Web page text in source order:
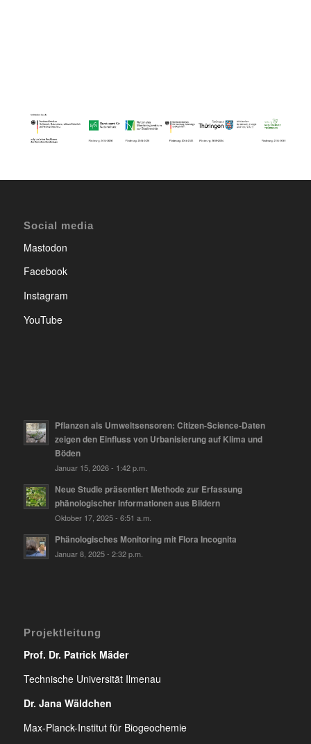
Social media
Mastodon
Facebook
Instagram
YouTube
Pflanzen als Umweltsensoren: Citizen-Science-Daten
zeigen den Einfluss von Urbanisierung auf Klima und
Böden
Januar 15, 2026 - 1:42 p.m.
Neue Studie präsentiert Methode zur Erfassung
phänologischer Informationen aus Bildern
Oktober 17, 2025 - 6:51 a.m.
Phänologisches Monitoring mit Flora Incognita
Januar 8, 2025 - 2:32 p.m.
Projektleitung
Prof. Dr. Patrick Mäder
Technische Universität Ilmenau
Dr. Jana Wäldchen
Max-Planck-Institut für Biogeochemie